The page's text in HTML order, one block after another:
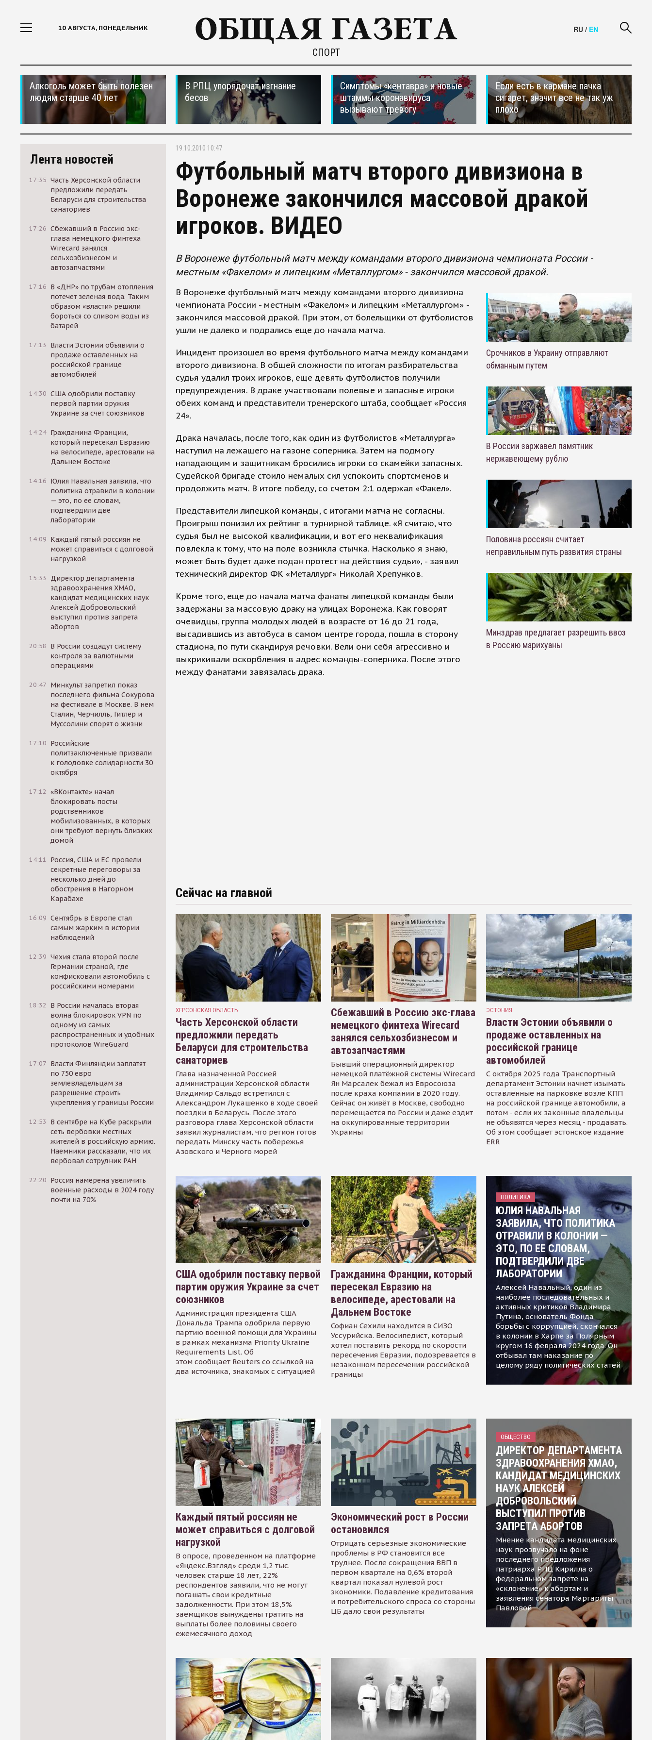
10 АВГУСТА, ПОНЕДЕЛЬНИК
СПОРТ
RU / EN
Алкоголь может быть полезен
людям старше 40 лет
В РПЦ упорядочат изгнание
бесов
Симптомы «кентавра» и новые
штаммы коронавируса
вызывают тревогу
Если есть в кармане пачка
сигарет, значит все не так уж
плохо
Лента новостей
17:35 Часть Херсонской области
предложили передать
Беларуси для строительства
санаториев
17:26 Сбежавший в Россию экс-
глава немецкого финтеха
Wirecard занялся
сельхозбизнесом и
автозапчастями
17:16 В «ДНР» по трубам отопления
потечет зеленая вода. Таким
образом «власти» решили
бороться со сливом воды из
батарей
17:13
Власти Эстонии объявили о
продаже оставленных на
российской границе
автомобилей
14:30 США одобрили поставку
первой партии оружия
Украине за счет союзников
14:24 Гражданина Франции,
который пересекал Евразию
на велосипеде, арестовали на
Дальнем Востоке
14:16 Юлия Навальная заявила, что
политика отравили в колонии
— это, по ее словам,
подтвердили две
лаборатории
14:09 Каждый пятый россиян не
может справиться с долговой
нагрузкой
15:33
Директор департамента
здравоохранения ХМАО,
кандидат медицинских наук
Алексей Добровольский
выступил против запрета
абортов
20:58
В России создадут систему
контроля за валютными
операциями
20:47 Минкульт запретил показ
последнего фильма Сокурова
на фестивале в Москве. В нем
Сталин, Черчилль, Гитлер и
Муссолини спорят о жизни
17:10 Российские
политзаключенные призвали
к голодовке солидарности 30
октября
17:12 «ВКонтакте» начал
блокировать посты
родственников
мобилизованных, в которых
они требуют вернуть близких
домой
14:11
Россия, США и ЕС провели
секретные переговоры за
несколько дней до
обострения в Нагорном
Карабахе
16:09 Сентябрь в Европе стал
самым жарким в истории
наблюдений
12:39 Чехия стала второй после
Германии страной, где
конфисковали автомобиль с
российскими номерами
18:32
В России началась вторая
волна блокировок VPN по
одному из самых
распространенных и удобных
протоколов WireGuard
17:07 Власти Финляндии заплатят
по 750 евро
землевладельцам за
разрешение строить
укрепления у границы России
12:53
В сентябре на Кубе раскрыли
сеть вербовки местных
жителей в российскую армию.
Наемники рассказали, что их
вербовал сотрудник РАН
22:20 Россия намерена увеличить
военные расходы в 2024 году
почти на 70%
19.10.2010 10:47
Футбольный матч второго дивизиона в
Воронеже закончился массовой дракой
игроков. ВИДЕО
В Воронеже футбольный матч между командами второго дивизиона чемпионата России -
местным «Факелом» и липецким «Металлургом» - закончился массовой дракой.
В Воронеже футбольный матч между командами второго дивизиона
чемпионата России - местным «Факелом» и липецким «Металлургом» -
закончился массовой дракой. При этом, от болельщики от футболистов
ушли не далеко и подрались еще до начала матча.
Инцидент произошел во время футбольного матча между командами
второго дивизиона. В общей сложности по итогам разбирательства
судья удалил троих игроков, еще девять футболистов получили
предупреждения. В драке участвовали полевые и запасные игроки
обеих команд и представители тренерского штаба, сообщает «Россия
24».
Драка началась, после того, как один из футболистов «Металлурга»
наступил на лежащего на газоне соперника. Затем на подмогу
нападающим и защитникам бросились игроки со скамейки запасных.
Судейской бригаде стоило немалых сил успокоить спортсменов и
продолжить матч. В итоге победу, со счетом 2:1 одержал «Факел».
Представители липецкой команды, с итогами матча не согласны.
Проигрыш понизил их рейтинг в турнирной таблице. «Я считаю, что
судья был не высокой квалификации, и вот его неквалификация
повлекла к тому, что на поле возникла стычка. Насколько я знаю,
может быть будет даже подан протест на действия судьи», - заявил
технический директор ФК «Металлург» Николай Хрепунков.
Кроме того, еще до начала матча фанаты липецкой команды были
задержаны за массовую драку на улицах Воронежа. Как говорят
очевидцы, группа молодых людей в возрасте от 16 до 21 года,
высадившись из автобуса в самом центре города, пошла в сторону
стадиона, по пути скандируя речовки. Вели они себя агрессивно и
выкрикивали оскорбления в адрес команды-соперника. После этого
между фанатами завязалась драка.
Срочников в Украину отправляют
обманным путем
В России заржавел памятник
нержавеющему рублю
Половина россиян считает
неправильным путь развития страны
Минздрав предлагает разрешить ввоз
в Россию марихуаны
Сейчас на главной
ХЕРСОНСКАЯ ОБЛАСТЬ
Часть Херсонской области
предложили передать
Беларуси для строительства
санаториев
Глава назначенной Россией
администрации Херсонской области
Владимир Сальдо встретился с
Александром Лукашенко в ходе своей
поездки в Беларусь. После этого
разговора глава Херсонской области
заявил журналистам, что регион готов
передать Минску часть побережья
Азовского и Черного морей
Сбежавший в Россию экс-глава
немецкого финтеха Wirecard
занялся сельхозбизнесом и
автозапчастями
Бывший операционный директор
немецкой платёжной системы Wirecard
Ян Марсалек бежал из Евросоюза
после краха компании в 2020 году.
Сейчас он живёт в Москве, свободно
перемещается по России и даже ездит
на оккупированные территории
Украины
ЭСТОНИЯ
Власти Эстонии объявили о
продаже оставленных на
российской границе
автомобилей
С октября 2025 года Транспортный
департамент Эстонии начнет изымать
оставленные на парковке возле КПП
на российской границе автомобили, а
потом - если их законные владельцы
не объявятся через месяц - продавать.
Об этом сообщает эстонское издание
ERR
США одобрили поставку первой
партии оружия Украине за счет
союзников
Администрация президента США
Дональда Трампа одобрила первую
партию военной помощи для Украины
в рамках механизма Priority Ukraine
Requirements List. Об
этом сообщает Reuters со ссылкой на
два источника, знакомых с ситуацией
Гражданина Франции, который
пересекал Евразию на
велосипеде, арестовали на
Дальнем Востоке
Софиан Сехили находится в СИЗО
Уссурийска. Велосипедист, который
хотел поставить рекорд по скорости
пересечения Евразии, подозревается в
незаконном пересечении российской
границы
ПОЛИТИКА
ЮЛИЯ НАВАЛЬНАЯ
ЗАЯВИЛА, ЧТО ПОЛИТИКА
ОТРАВИЛИ В КОЛОНИИ —
ЭТО, ПО ЕЕ СЛОВАМ,
ПОДТВЕРДИЛИ ДВЕ
ЛАБОРАТОРИИ
Алексей Навальный, один из
наиболее последовательных и
активных критиков Владимира
Путина, основатель Фонда
борьбы с коррупцией, скончался
в колонии в Харпе за Полярным
кругом 16 февраля 2024 года. Он
отбывал там наказание по
целому ряду политических статей
Каждый пятый россиян не
может справиться с долговой
нагрузкой
В опросе, проведенном на платформе
«Яндекс.Взгляд» среди 1,2 тыс.
человек старше 18 лет, 22%
респондентов заявили, что не могут
погашать свои кредитные
задолженности. При этом 18,5%
заемщиков вынуждены тратить на
выплаты более половины своего
ежемесячного доход
Экономический рост в России
остановился
Отрицать серьезные экономические
проблемы в РФ становится все
труднее. После сокращения ВВП в
первом квартале на 0,6% второй
квартал показал нулевой рост
экономики. Подавление кредитования
и потребительского спроса со стороны
ЦБ дало свои результаты
ОБЩЕСТВО
ДИРЕКТОР ДЕПАРТАМЕНТА
ЗДРАВООХРАНЕНИЯ ХМАО,
КАНДИДАТ МЕДИЦИНСКИХ
НАУК АЛЕКСЕЙ
ДОБРОВОЛЬСКИЙ
ВЫСТУПИЛ ПРОТИВ
ЗАПРЕТА АБОРТОВ
Мнение кандидата медицинских
наук прозвучало на фоне
последнего предложения
патриарха РПЦ Кирилла о
федеральном запрете на
«склонение» к абортам и
заявления сенатора Маргариты
Павловой